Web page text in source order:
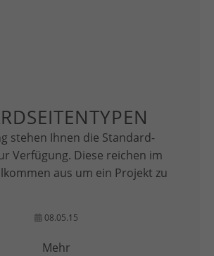
stehen Ihnen die Standard-
Verfügung. Diese reichen im
aus um ein Projekt zu
08.05.15
Mehr